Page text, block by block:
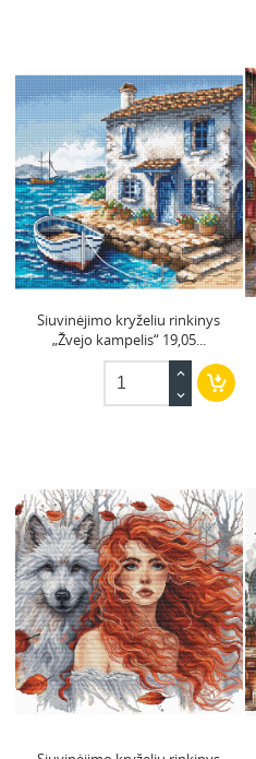
Siuvinėjimo kryželiu rinkinys
„Žvejo kampelis“ 19,05...